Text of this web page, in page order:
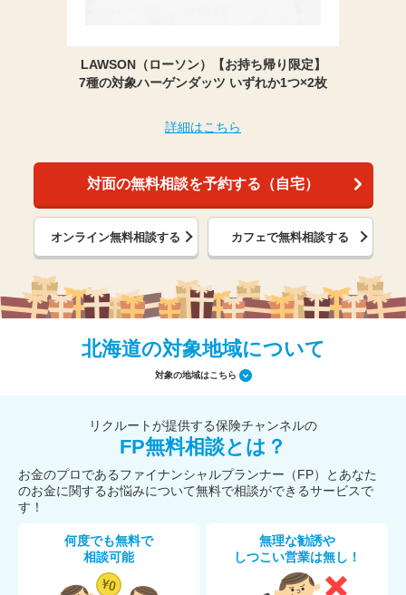
LAWSON（ローソン）【お持ち帰り限定】
7種の対象ハーゲンダッツ いずれか1つ×2枚
詳細はこちら
対面の無料相談を予約する（自宅）
オンライン無料相談する カフェで無料相談する
北海道の対象地域について
対象の地域はこちら
リクルートが提供する保険チャンネルの
FP無料相談とは？
お金のプロであるファイナンシャルプランナー（FP）とあなた
のお金に関するお悩みについて無料で相談ができるサービスで
す！
何度でも無料で
相談可能
無理な勧誘や
しつこい営業は無し！